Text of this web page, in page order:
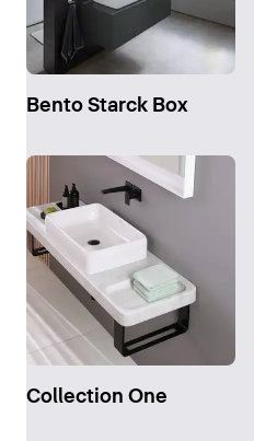
Bento Starck Box
Collection One